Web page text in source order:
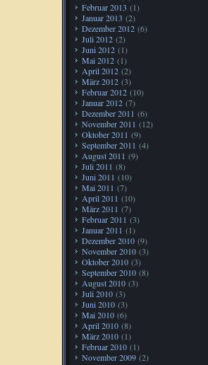
Februar 2013 (1)
Januar 2013 (2)
Dezember 2012 (6)
Juli 2012 (2)
Juni 2012 (1)
Mai 2012 (1)
April 2012 (2)
März 2012 (3)
Februar 2012 (10)
Januar 2012 (7)
Dezember 2011 (6)
November 2011 (12)
Oktober 2011 (9)
September 2011 (4)
August 2011 (9)
Juli 2011 (8)
Juni 2011 (10)
Mai 2011 (7)
April 2011 (10)
März 2011 (7)
Februar 2011 (3)
Januar 2011 (1)
Dezember 2010 (9)
November 2010 (3)
Oktober 2010 (3)
September 2010 (8)
August 2010 (3)
Juli 2010 (3)
Juni 2010 (3)
Mai 2010 (6)
April 2010 (8)
März 2010 (1)
Februar 2010 (1)
November 2009 (2)